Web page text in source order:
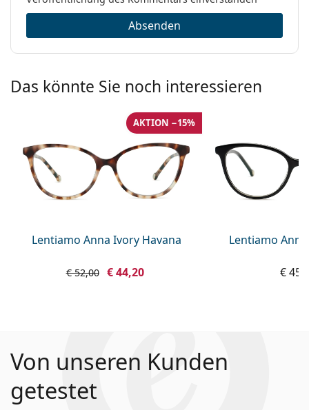
Absenden
Das könnte Sie noch interessieren
Lentiamo Anna Ivory Havana
AKTION −15%
€ 52,00 € 44,20
Lentiamo
€
Von unseren Kunden
getestet